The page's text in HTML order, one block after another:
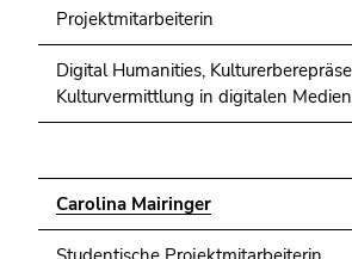
Projektmitarbeiterin
Digital Humanities,
Kulturvermittlung in digitalen
Carolina Mairinger